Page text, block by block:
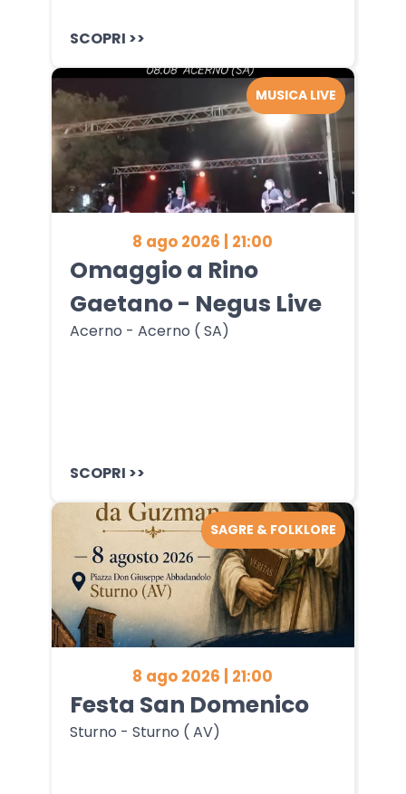
SCOPRI >>
8 ago 2026 | 21:00
Omaggio a Rino
Gaetano - Negus Live
Acerno - Acerno ( SA)
SCOPRI >>
MUSICA LIVE
8 ago 2026 | 21:00
Festa San Domenico
Sturno - Sturno ( AV)
SAGRE & FOLKLORE